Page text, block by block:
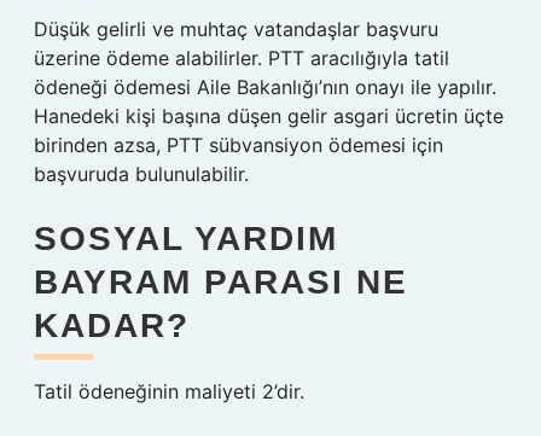
Düşük gelirli ve muhtaç vatandaşlar başvuru
üzerine ödeme alabilirler. PTT aracılığıyla tatil
ödeneği ödemesi Aile Bakanlığı’nın onayı ile yapılır.
Hanedeki kişi başına düşen gelir asgari ücretin üçte
birinden azsa, PTT sübvansiyon ödemesi için
başvuruda bulunulabilir.
SOSYAL YARDIM
BAYRAM PARASI NE
KADAR?
Tatil ödeneğinin maliyeti 2’dir.